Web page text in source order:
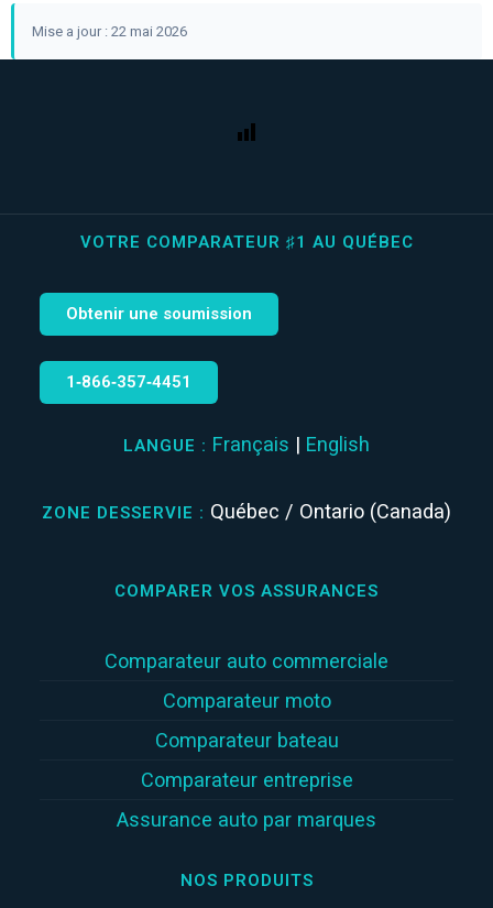
Mise a jour : 22 mai 2026
VOTRE COMPARATEUR ♯1 AU QUÉBEC
Obtenir une soumission
1‑866‑357‑4451
LANGUE : Français | English
ZONE DESSERVIE : Québec / Ontario (Canada)
COMPARER VOS ASSURANCES
Comparateur auto commerciale
Comparateur moto
Comparateur bateau
Comparateur entreprise
Assurance auto par marques
NOS PRODUITS